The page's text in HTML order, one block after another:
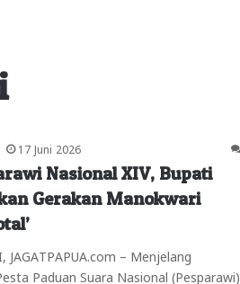
17 Juni 2026
Nasional XIV, Bupati
Gerakan Manokwari
JAGATPAPUA.com – Menjelang
Paduan Suara Nasional (Pesparawi)